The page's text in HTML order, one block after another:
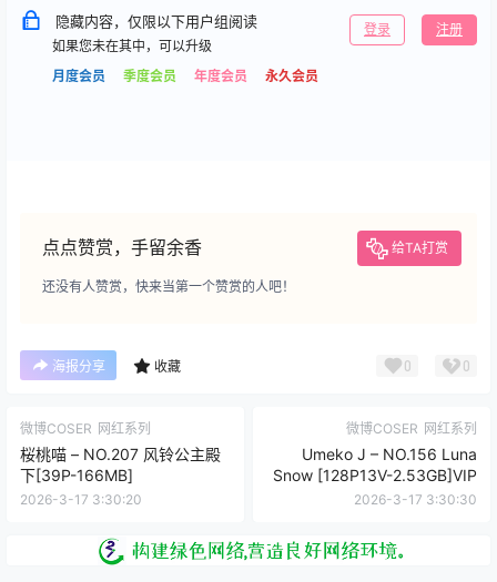
隐藏内容，仅限以下用户组阅读
如果您未在其中，可以升级
月度会员
季度会员 年度会员 永久会员
登录 注册
点点赞赏，手留余香 给TA打赏
还没有人赞赏，快来当第一个赞赏的人吧！
海报分享 收藏 0 0
微博COSER 网红系列
桜桃喵 – NO.207 风铃公主殿
下[39P-166MB]
2026-3-17 3:30:20
微博COSER 网红系列
Umeko J – NO.156 Luna
Snow [128P13V-2.53GB]VIP
2026-3-17 3:30:30